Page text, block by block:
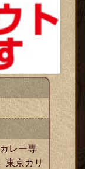
レー専
東京カリ